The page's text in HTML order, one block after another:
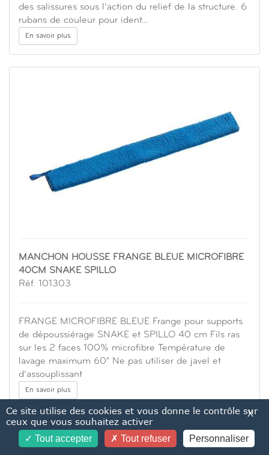
des salissures sous l’action du relief de la structure. 6
rubans de couleur pour ident…
En savoir plus
MANCHON HOUSSE FRANGE BLEUE MICROFIBRE
40CM SNAKE SPILLO
Réf. 101303
FRANGE MICROFIBRE BLEUE Frange pour supports
de dépoussiérage SNAKE et SPILLO 40 cm Fils ras
sur les 2 faces 100% microfibre Température de
lavage maximum 60° Ne pas utiliser de javel et
d’assouplissant
En savoir plus
X
Ce site utilise des cookies et vous donne le contrôle sur
ceux que vous souhaitez activer
Tout accepter Tout refuser Personnaliser